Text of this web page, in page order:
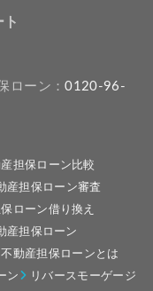
ローン：0120-96-
担保ローン比較
産担保ローン審査
ローン借り換え
産担保ローン
不動産担保ローンとは
ン リバースモーゲージ